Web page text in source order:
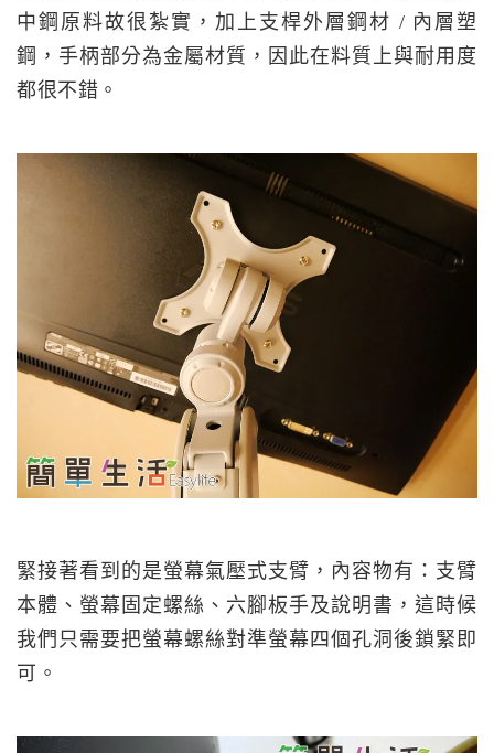
中鋼原料故很紮實，加上支桿外層鋼材 / 內層塑
鋼，手柄部分為金屬材質，因此在料質上與耐用度
都很不錯。
緊接著看到的是螢幕氣壓式支臂，內容物有：支臂
本體、螢幕固定螺絲、六腳板手及說明書，這時候
我們只需要把螢幕螺絲對準螢幕四個孔洞後鎖緊即
可。